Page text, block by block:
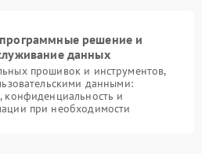
решение и
данных
прошивок и инструментов,
данными:
конфиденциальность и
при необходимости